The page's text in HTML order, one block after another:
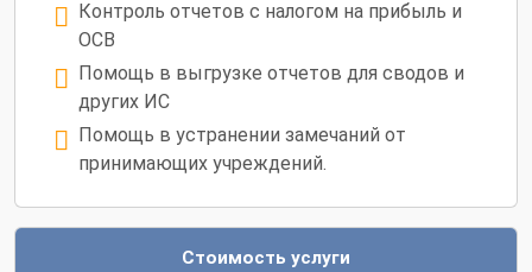
Контроль отчетов с налогом на прибыль и
ОСВ
Помощь в выгрузке отчетов для сводов и
других ИС
Помощь в устранении замечаний от
принимающих учреждений.
Стоимость услуги